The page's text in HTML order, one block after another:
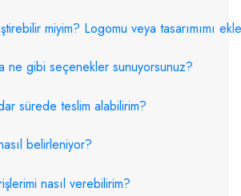
miyim? Logomu veya tasarımımı
ne gibi seçenekler sunuyorsunuz?
sürede teslim alabilirim?
belirleniyor?
nasıl verebilirim?